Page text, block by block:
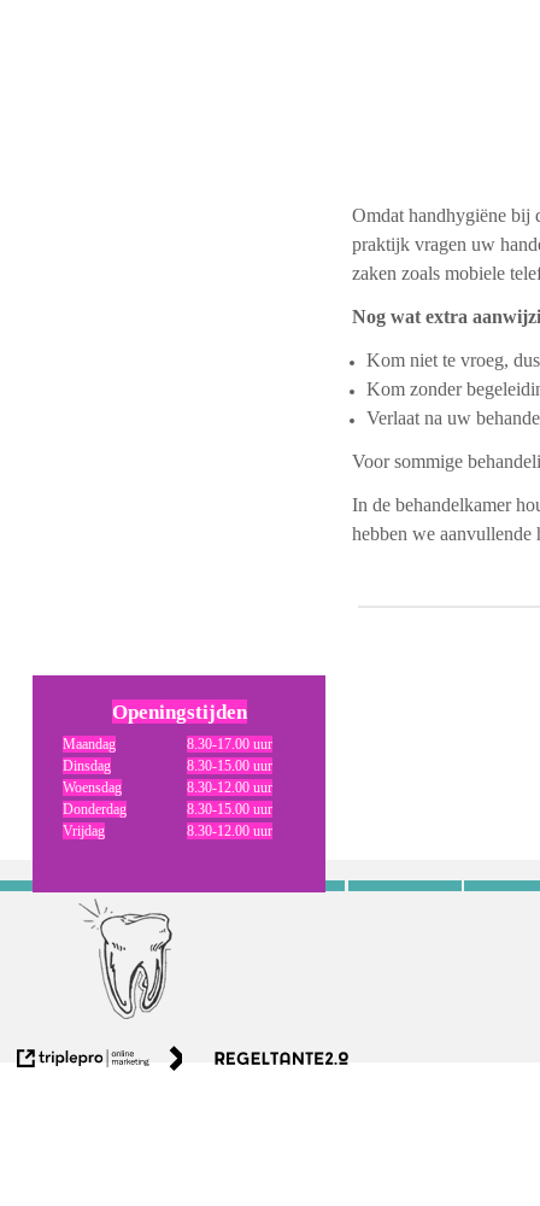
Omdat handhygiëne bij
praktijk vragen uw
zaken zoals mobiele
Nog wat extra
Kom niet te vroeg,
Kom zonder
Verlaat na uw
Voor sommige
In de behandelkamer
hebben we aanvullende
Openingstijden
Maandag
8.30-17.00 uur
Dinsdag
8.30-15.00 uur
Woensdag
8.30-12.00 uur
Donderdag
8.30-15.00 uur
Vrijdag
8.30-12.00 uur